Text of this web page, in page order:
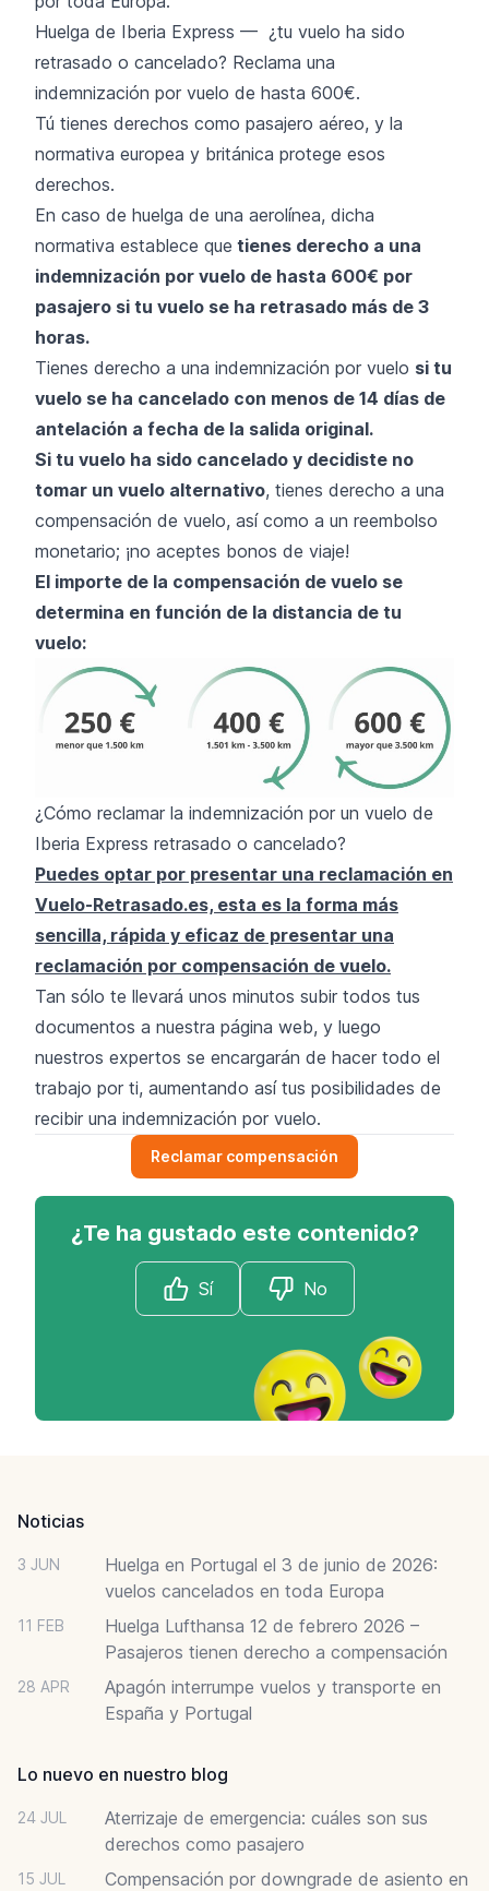
Huelga de Iberia Express — ¿tu vuelo ha sido
retrasado o cancelado? Reclama una
indemnización por vuelo de hasta 600€.
Tú tienes derechos como pasajero aéreo, y la
normativa europea y británica protege esos
derechos.
En caso de huelga de una aerolínea, dicha
normativa establece que tienes derecho a una
indemnización por vuelo de hasta 600€ por
pasajero si tu vuelo se ha retrasado más de 3
horas.
Tienes derecho a una indemnización por vuelo si tu
vuelo se ha cancelado con menos de 14 días de
antelación a fecha de la salida original.
Si tu vuelo ha sido cancelado y decidiste no
tomar un vuelo alternativo, tienes derecho a una
compensación de vuelo, así como a un reembolso
monetario; ¡no aceptes bonos de viaje!
El importe de la compensación de vuelo se
determina en función de la distancia de tu
vuelo:
¿Cómo reclamar la indemnización por un vuelo de
Iberia Express retrasado o cancelado?
Puedes optar por presentar una reclamación en
Vuelo-Retrasado.es, esta es la forma más
sencilla, rápida y eficaz de presentar una
reclamación por compensación de vuelo.
Tan sólo te llevará unos minutos subir todos tus
documentos a nuestra página web, y luego
nuestros expertos se encargarán de hacer todo el
trabajo por ti, aumentando así tus posibilidades de
recibir una indemnización por vuelo.
Reclamar compensación
¿Te ha gustado este contenido?
Sí No
Noticias
3 JUN
Huelga en Portugal el 3 de junio de 2026:
vuelos cancelados en toda Europa
11 FEB
Huelga Lufthansa 12 de febrero 2026 –
Pasajeros tienen derecho a compensación
28 APR
Apagón interrumpe vuelos y transporte en
España y Portugal
Lo nuevo en nuestro blog
24 JUL
Aterrizaje de emergencia: cuáles son sus
derechos como pasajero
15 JUL
Compensación por downgrade de asiento en